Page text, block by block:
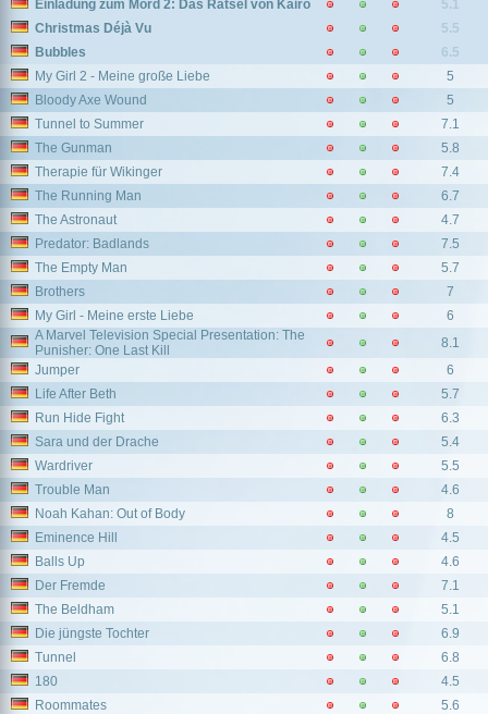
Einladung zum Mord 2: Das Rätsel von Kairo
5.1
Christmas Déjà Vu
5.5
Bubbles
6.5
My Girl 2 - Meine große Liebe
5
Bloody Axe Wound
5
Tunnel to Summer
7.1
The Gunman
5.8
Therapie für Wikinger
7.4
The Running Man
6.7
The Astronaut
4.7
Predator: Badlands
7.5
The Empty Man
5.7
Brothers
7
My Girl - Meine erste Liebe
6
A Marvel Television Special Presentation: The
Punisher: One Last Kill
8.1
Jumper
6
Life After Beth
5.7
Run Hide Fight
6.3
Sara und der Drache
5.4
Wardriver
5.5
Trouble Man
4.6
Noah Kahan: Out of Body
8
Eminence Hill
4.5
Balls Up
4.6
Der Fremde
7.1
The Beldham
5.1
Die jüngste Tochter
6.9
Tunnel
6.8
180
4.5
Roommates
5.6